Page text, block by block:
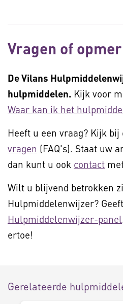
Vragen of
De Vilans
hulpmiddelen. Kijk voor
Waar kan ik het
Heeft u een vraag? Kijk bij
vragen (FAQ's). Staat uw
dan kunt u ook contact
Wilt u blijvend betrokken
Hulpmiddelenwijzer?
Hulpmiddelenwijzer-panel
ertoe!
Gerelateerde